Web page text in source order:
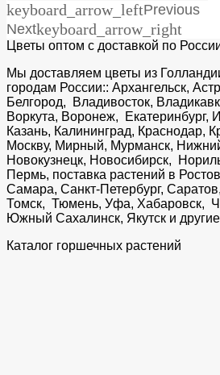
keyboard_arrow_leftPrevious
Nextkeyboard_arrow_right
Цветы оптом с доставкой по
Мы доставляем цветы из
городам России:: Архангельск,
Белгород, Владивосток,
Воркута, Воронеж, Екатеринбург,
Казань, Калининград, Краснодар,
Москву, Мирный, Мурманск,
Новокузнецк, Новосибирск,
Пермь, поставка растений в
Самара, Санкт-Петербург,
Томск, Тюмень, Уфа, Хабаровск,
Южный Сахалинск, Якутск и
Каталог горшечных растений